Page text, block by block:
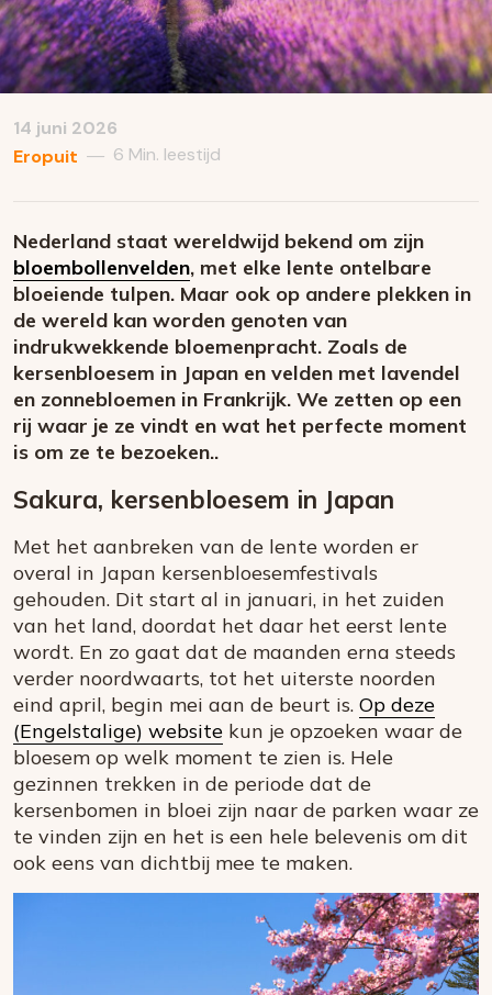
14 juni 2026
Eropuit — 6 Min. leestijd
Nederland staat wereldwijd bekend om zijn
bloembollenvelden, met elke lente ontelbare
bloeiende tulpen. Maar ook op andere plekken in
de wereld kan worden genoten van
indrukwekkende bloemenpracht. Zoals de
kersenbloesem in Japan en velden met lavendel
en zonnebloemen in Frankrijk. We zetten op een
rij waar je ze vindt en wat het perfecte moment
is om ze te bezoeken..
Sakura, kersenbloesem in Japan
Met het aanbreken van de lente worden er
overal in Japan kersenbloesemfestivals
gehouden. Dit start al in januari, in het zuiden
van het land, doordat het daar het eerst lente
wordt. En zo gaat dat de maanden erna steeds
verder noordwaarts, tot het uiterste noorden
eind april, begin mei aan de beurt is. Op deze
(Engelstalige) website kun je opzoeken waar de
bloesem op welk moment te zien is. Hele
gezinnen trekken in de periode dat de
kersenbomen in bloei zijn naar de parken waar ze
te vinden zijn en het is een hele belevenis om dit
ook eens van dichtbij mee te maken.